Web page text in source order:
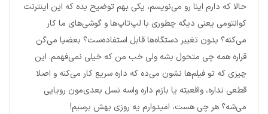
حالا که دارم اینا رو می‌نویسم، یکی بهم توضیح بده که این اینترنت
کوانتومی یعنی دیگه چطوری با لپ‌تاپ‌ها و گوشی‌های ما کار
می‌کنه؟ بدون تغییر دستگاه‌ها قابل استفاده‌ست؟ بعضیا می‌گن
قراره همه چی متحول بشه ولی خب من که خیلی نمی‌فهمم. این
چیزی که تو فیلم‌ها نشون می‌ده که داره سریع کار می‌کنه و اصلا
قطعی نداره، واقعیته یا بازم داره واسه نسل بعدی‌مون رویایی
می‌شه؟ هر چی هست، امیدوارم یه روزی بهش برسیم!